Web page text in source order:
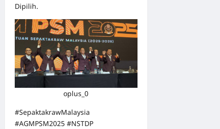
Dipilih.
oplus_0
#SepaktakrawMalaysia
#AGMPSM2025 #NSTDP